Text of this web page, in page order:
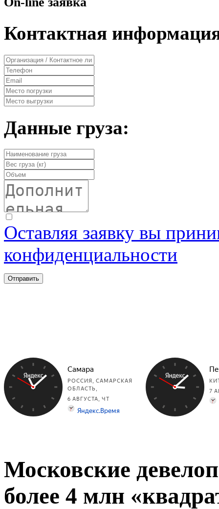
Контактная
Данные груза:
Оставляя заявку вы
конфиденциальности
Московские
более 4 млн